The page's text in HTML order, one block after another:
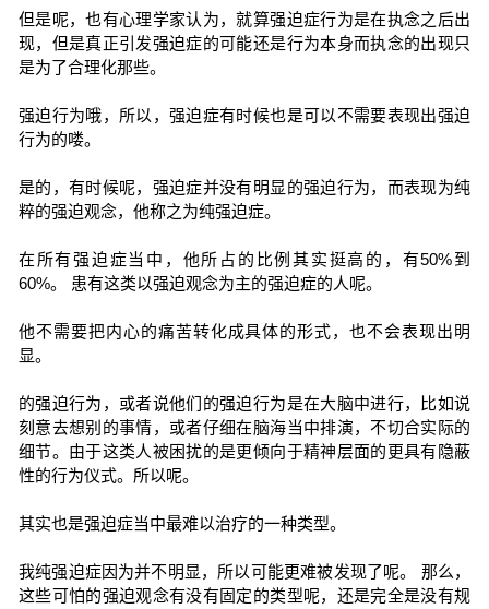
但是呢，也有心理学家认为，就算强迫症行为是在执念之后出
现，但是真正引发强迫症的可能还是行为本身而执念的出现只
是为了合理化那些。
强迫行为哦，所以，强迫症有时候也是可以不需要表现出强迫
行为的喽。
是的，有时候呢，强迫症并没有明显的强迫行为，而表现为纯
粹的强迫观念，他称之为纯强迫症。
在所有强迫症当中，他所占的比例其实挺高的，有50%到
60%。 患有这类以强迫观念为主的强迫症的人呢。
他不需要把内心的痛苦转化成具体的形式，也不会表现出明
显。
的强迫行为，或者说他们的强迫行为是在大脑中进行，比如说
刻意去想别的事情，或者仔细在脑海当中排演，不切合实际的
细节。由于这类人被困扰的是更倾向于精神层面的更具有隐蔽
性的行为仪式。所以呢。
其实也是强迫症当中最难以治疗的一种类型。
我纯强迫症因为并不明显，所以可能更难被发现了呢。 那么，
这些可怕的强迫观念有没有固定的类型呢，还是完全是没有规